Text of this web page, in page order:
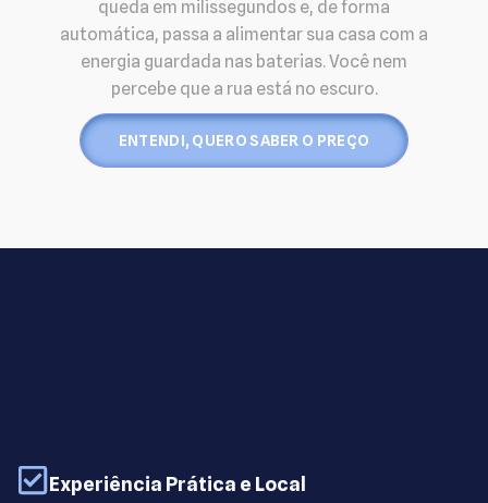
queda em milissegundos e, de forma
automática, passa a alimentar sua casa com a
energia guardada nas baterias. Você nem
percebe que a rua está no escuro.
ENTENDI, QUERO SABER O PREÇO
Experiência Prática e Local